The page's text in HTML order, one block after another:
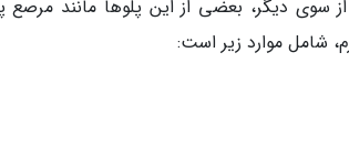
دیگر، بعضی از این پلوها مانند مرصع
شامل موارد زیر است: